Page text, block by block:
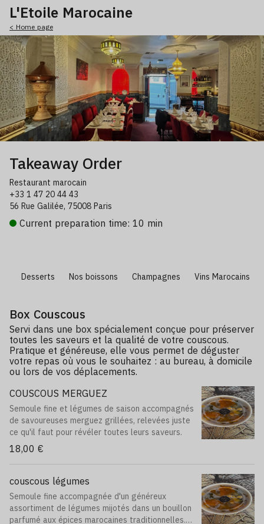
L'Etoile Marocaine
< Home page
Takeaway Order
Restaurant marocain
+33 1 47 20 44 43
56 Rue Galilée, 75008 Paris
Current preparation time: 10 min
Desserts Nos boissons Champagnes Vins Marocains
Box Couscous
Servi dans une box spécialement conçue pour préserver
toutes les saveurs et la qualité de votre couscous.
Pratique et généreuse, elle vous permet de déguster
votre repas où vous le souhaitez : au bureau, à domicile
ou lors de vos déplacements.
COUSCOUS MERGUEZ
Semoule fine et légumes de saison accompagnés
de savoureuses merguez grillées, relevées juste
ce qu'il faut pour révéler toutes leurs saveurs.
18,00 €
couscous légumes
Semoule fine accompagnée d'un généreux
assortiment de légumes mijotés dans un bouillon
parfumé aux épices marocaines traditionnelles.